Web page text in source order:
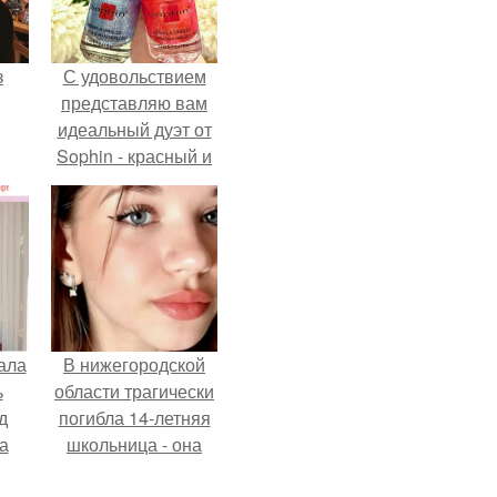
С удовольствием
представляю вам
идеальный дуэт от
Sophin - красный и
синий оттенки Sand
Effect номер 0299 и
номер 0262.
В нижегородской
области трагически
погибла 14-летняя
школьница - она